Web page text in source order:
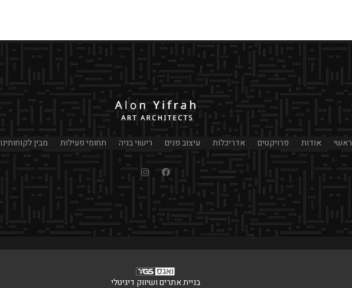
ראשי אודות פרויקטים אדריכלות עיצוב פנים רישוי בניה תחומי פעילות מבין לקוחותינו
בניית אתרים ושיווק דיגיטלי